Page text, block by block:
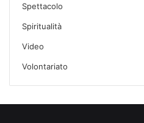
Spettacolo
Spiritualità
Video
Volontariato